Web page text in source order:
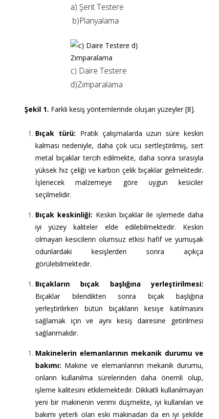
a) Şerit Testere
b)Planyalama
c) Daire Testere
d)Zımparalama
Şekil 1. Farklı kesiş yöntemlerinde oluşan yüzeyler [8].
Bıçak türü: Pratik çalışmalarda uzun süre keskin
kalması nedeniyle, daha çok ucu sertleştirilmiş, sert
metal bıçaklar tercih edilmekte, daha sonra sırasıyla
yüksek hız çeliği ve karbon çelik bıçaklar gelmektedir.
İşlenecek malzemeye göre uygun kesiciler
seçilmelidir.
Bıçak keskinliği: Keskin bıçaklar ile işlemede daha
iyi yüzey kaliteler elde edilebilmektedir. Keskin
olmayan kesicilerin olumsuz etkisi hafif ve yumuşak
odunlardaki kesişlerden sonra açıkça
görülebilmektedir.
Bıçakların bıçak başlığına yerleştirilmesi:
Bıçaklar bilendikten sonra bıçak başlığına
yerleştirilirken bütün bıçakların kesişe katılmasını
sağlamak için ve aynı kesiş dairesine getirilmesi
sağlanmalıdır.
Makinelerin elemanlarının mekanik durumu ve
bakımı: Makine ve elemanlarının mekanik durumu,
onların kullanılma sürelerinden daha önemli olup,
işleme kalitesini etkilemektedir. Dikkatli kullanılmayan
yeni bir makinenin verimi düşmekte, iyi kullanılan ve
bakımı yeterli olan eski makinadan da en iyi şekilde